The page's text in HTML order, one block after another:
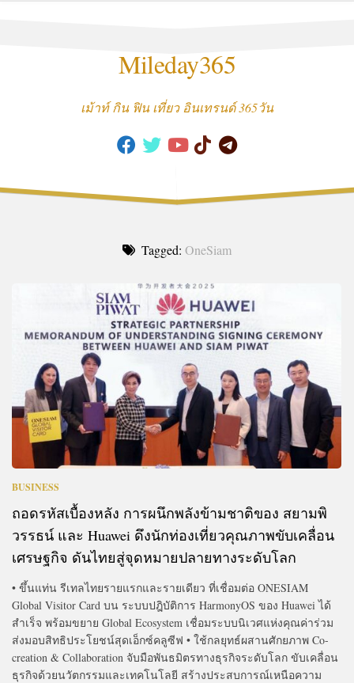
Mileday365
เม้าท์ กิน ฟิน เที่ยว อินเทรนด์ 365วัน
Tagged: OneSiam
BUSINESS
ถอดรหัสเบื้องหลัง การผนึกพลังข้ามชาติของ สยามพิ
วรรธน์ และ Huawei ดึงนักท่องเที่ยวคุณภาพขับเคลื่อน
เศรษฐกิจ ดันไทยสู่จุดหมายปลายทางระดับโลก
• ขึ้นแท่น รีเทลไทยรายแรกและรายเดียว ที่เชื่อมต่อ ONESIAM
Global Visitor Card บน ระบบปฎิบัติการ HarmonyOS ของ Huawei ได้
สำเร็จ พร้อมขยาย Global Ecosystem เชื่อมระบบนิเวศแห่งคุณค่าร่วม
ส่งมอบสิทธิประโยชน์สุดเอ็กซ์คลูซีฟ • ใช้กลยุทธ์ผสานศักยภาพ Co-
creation & Collaboration จับมือพันธมิตรทางธุรกิจระดับโลก ขับเคลื่อน
ธุรกิจด้วยนวัตกรรมและเทคโนโลยี สร้างประสบการณ์เหนือความ